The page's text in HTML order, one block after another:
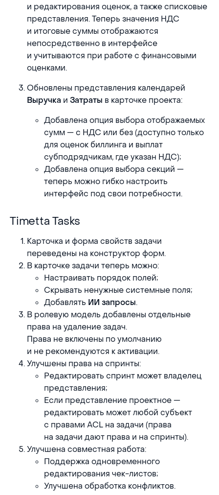
и редактирования оценок, а также списковые
представления. Теперь значения НДС
и итоговые суммы отображаются
непосредственно в интерфейсе
и учитываются при работе с финансовыми
оценками.
Обновлены представления календарей
Выручка иЗатраты в карточке проекта:
Добавлена опция выбора отображаемых
сумм — с НДС или без (доступно только
для оценок биллинга и выплат
субподрядчикам, где указан НДС);
Добавлена опция выбора секций —
теперь можно гибко настроить
интерфейс под свои потребности.
Timetta Tasks
Timetta Tasks
Карточка и форма свойств задачи
переведены на конструктор форм.
В карточке задачи теперь можно:
Настраивать порядок полей;
Скрывать ненужные системные поля;
Добавлять ИИ запросы.
В ролевую модель добавлены отдельные
права на удаление задач.
Права не включены по умолчанию
и не рекомендуются к активации.
Улучшены права на спринты:
Редактировать спринт может владелец
представления;
Если представление проектное —
редактировать может любой субъект
с правами ACL на задачи (права
на задачи дают права и на спринты).
Улучшена совместная работа:
Поддержка одновременного
редактирования чек-листов;
Улучшена обработка конфликтов.